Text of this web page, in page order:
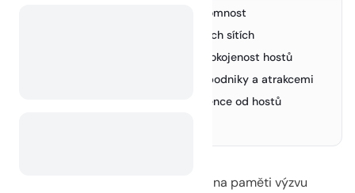
1. Optimalizujte svou online přítomnost
2. Využijte marketing na sociálních sítích
3. Zaměřte se na zkušenost a spokojenost hostů
4. Navazujte vztahy s místními podniky a atrakcemi
5. Podporujte hodnocení a reference od hostů
Jako majitel kempu máte neustále na paměti výzvu